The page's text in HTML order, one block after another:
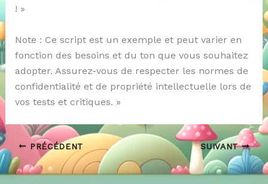
! »
Note : Ce script est un exemple et peut varier en
fonction des besoins et du ton que vous souhaitez
adopter. Assurez-vous de respecter les normes de
confidentialité et de propriété intellectuelle lors de
vos tests et critiques. »
PRÉCÉDENT SUIVANT